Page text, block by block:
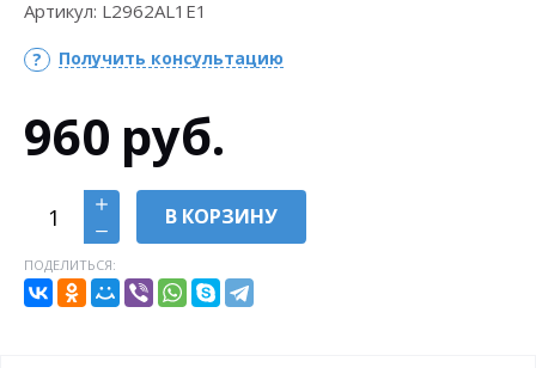
Артикул: L2962AL1E1
Получить консультацию
960 руб.
В КОРЗИНУ
ПОДЕЛИТЬСЯ: